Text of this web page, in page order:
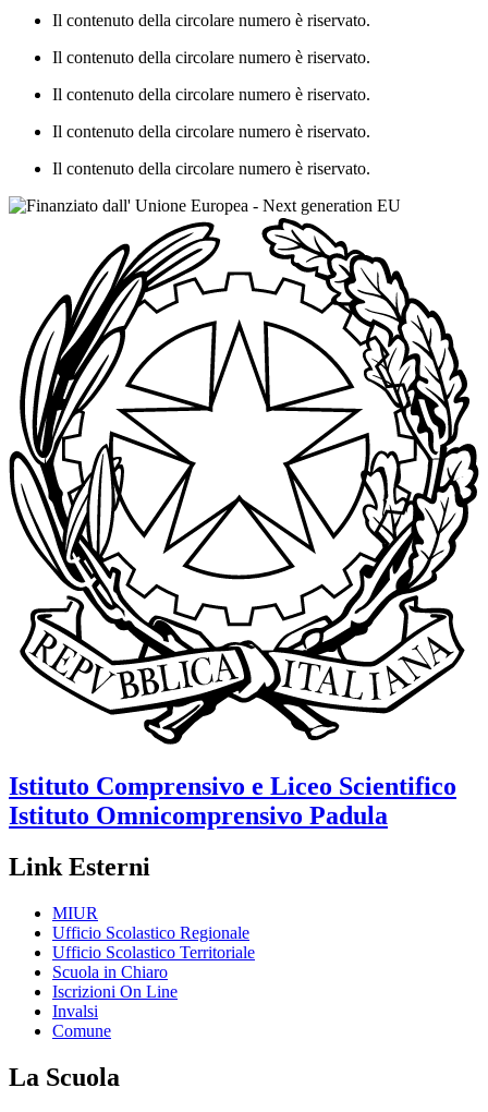
Il contenuto della circolare numero è riservato.
Il contenuto della circolare numero è riservato.
Il contenuto della circolare numero è riservato.
Il contenuto della circolare numero è riservato.
Il contenuto della circolare numero è riservato.
Istituto Comprensivo e Liceo Scientifico
Istituto Omnicomprensivo Padula
Link Esterni
MIUR
Ufficio Scolastico Regionale
Ufficio Scolastico Territoriale
Scuola in Chiaro
Iscrizioni On Line
Invalsi
Comune
La Scuola